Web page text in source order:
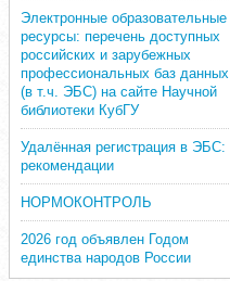
Электронные образовательные
ресурсы: перечень доступных
российских и зарубежных
профессиональных баз данных
(в т.ч. ЭБС) на сайте Научной
библиотеки КубГУ
Удалённая регистрация в ЭБС:
рекомендации
НОРМОКОНТРОЛЬ
2026 год объявлен Годом
единства народов России